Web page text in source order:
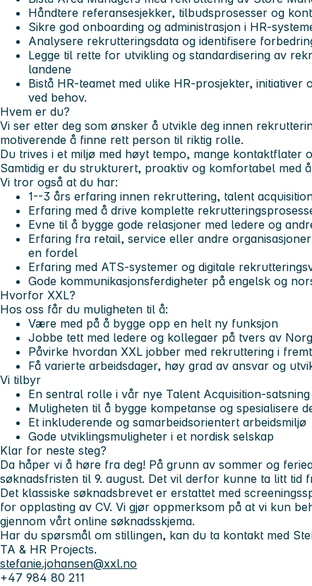
Håndtere referansesjekker, tilbudsprosesser og
Sikre god onboarding og administrasjon i HR-
Analysere rekrutteringsdata og identifisere
Legge til rette for utvikling og standardisering av
landene
Bistå HR-teamet med ulike HR-prosjekter,
ved behov.
Hvem er du?
Vi ser etter deg som ønsker å utvikle deg innen
motiverende å finne rett person til riktig rolle.
Du trives i et miljø med høyt tempo, mange kontaktflater
Samtidig er du strukturert, proaktiv og komfortabel med
Vi tror også at du har:
1--3 års erfaring innen rekruttering, talent
Erfaring med å drive komplette
Evne til å bygge gode relasjoner med ledere og
Erfaring fra retail, service eller andre
en fordel
Erfaring med ATS-systemer og digitale
Gode kommunikasjonsferdigheter på engelsk og
Hvorfor XXL?
Hos oss får du muligheten til å:
Være med på å bygge opp en helt ny funksjon
Jobbe tett med ledere og kollegaer på tvers av
Påvirke hvordan XXL jobber med rekruttering i
Få varierte arbeidsdager, høy grad av ansvar og
Vi tilbyr
En sentral rolle i vår nye Talent Acquisition-satsning
Muligheten til å bygge kompetanse og spesialisere
Et inkluderende og samarbeidsorientert arbeidsmiljø
Gode utviklingsmuligheter i et nordisk selskap
Klar for neste steg?
Da håper vi å høre fra deg! På grunn av sommer og
søknadsfristen til 9. august. Det vil derfor kunne ta litt tid
Det klassiske søknadsbrevet er erstattet med
for opplasting av CV. Vi gjør oppmerksom på at vi kun
gjennom vårt online søknadsskjema.
Har du spørsmål om stillingen, kan du ta kontakt med
TA & HR Projects.
stefanie.johansen@xxl.no
+47 984 80 211